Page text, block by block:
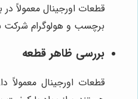
قطعات اورجینال معمولاً
برچسب و هولوگرام شرکت
بررسی ظاهر قطعه
قطعات اورجینال